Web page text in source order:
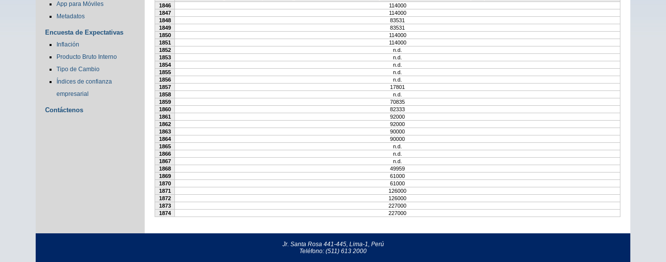
App para Móviles
Metadatos
Encuesta de Expectativas
Inflación
Producto Bruto Interno
Tipo de Cambio
Índices de confianza
empresarial
Contáctenos
1846
114000
1847
114000
1848
83531
1849
83531
1850
114000
1851
114000
1852
n.d.
1853
n.d.
1854
n.d.
1855
n.d.
1856
n.d.
1857
17801
1858
n.d.
1859
70835
1860
82333
1861
92000
1862
92000
1863
90000
1864
90000
1865
n.d.
1866
n.d.
1867
n.d.
1868
49959
1869
61000
1870
61000
1871
126000
1872
126000
1873
227000
1874
227000
Jr. Santa Rosa 441-445, Lima-1, Perú
Teléfono: (511) 613 2000